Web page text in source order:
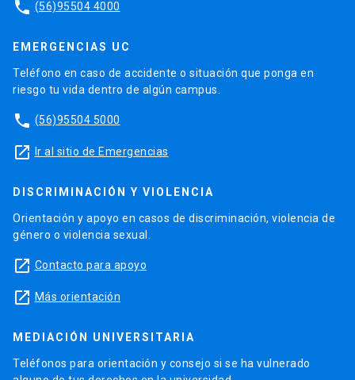
phone (56)95504 4000
EMERGENCIAS UC
Teléfono en caso de accidente o situación que ponga en
riesgo tu vida dentro de algún campus.
phone (56)95504 5000
launch Ir al sitio de Emergencias
DISCRIMINACIÓN Y VIOLENCIA
Orientación y apoyo en casos de discriminación, violencia de
género o violencia sexual.
launch Contacto para apoyo
launch Más orientación
MEDIACIÓN UNIVERSITARIA
Teléfonos para orientación y consejo si se ha vulnerado